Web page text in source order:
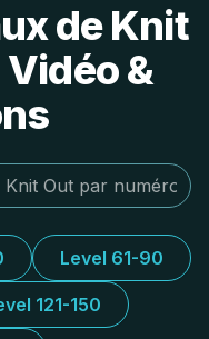
de Knit
&
Level 61-90
121-150